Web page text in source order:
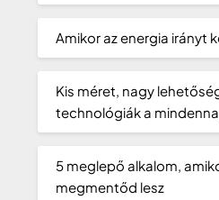
Amikor az energia irányt
Kis méret, nagy
technológiák a
5 meglepő alkalom,
megmentőd lesz